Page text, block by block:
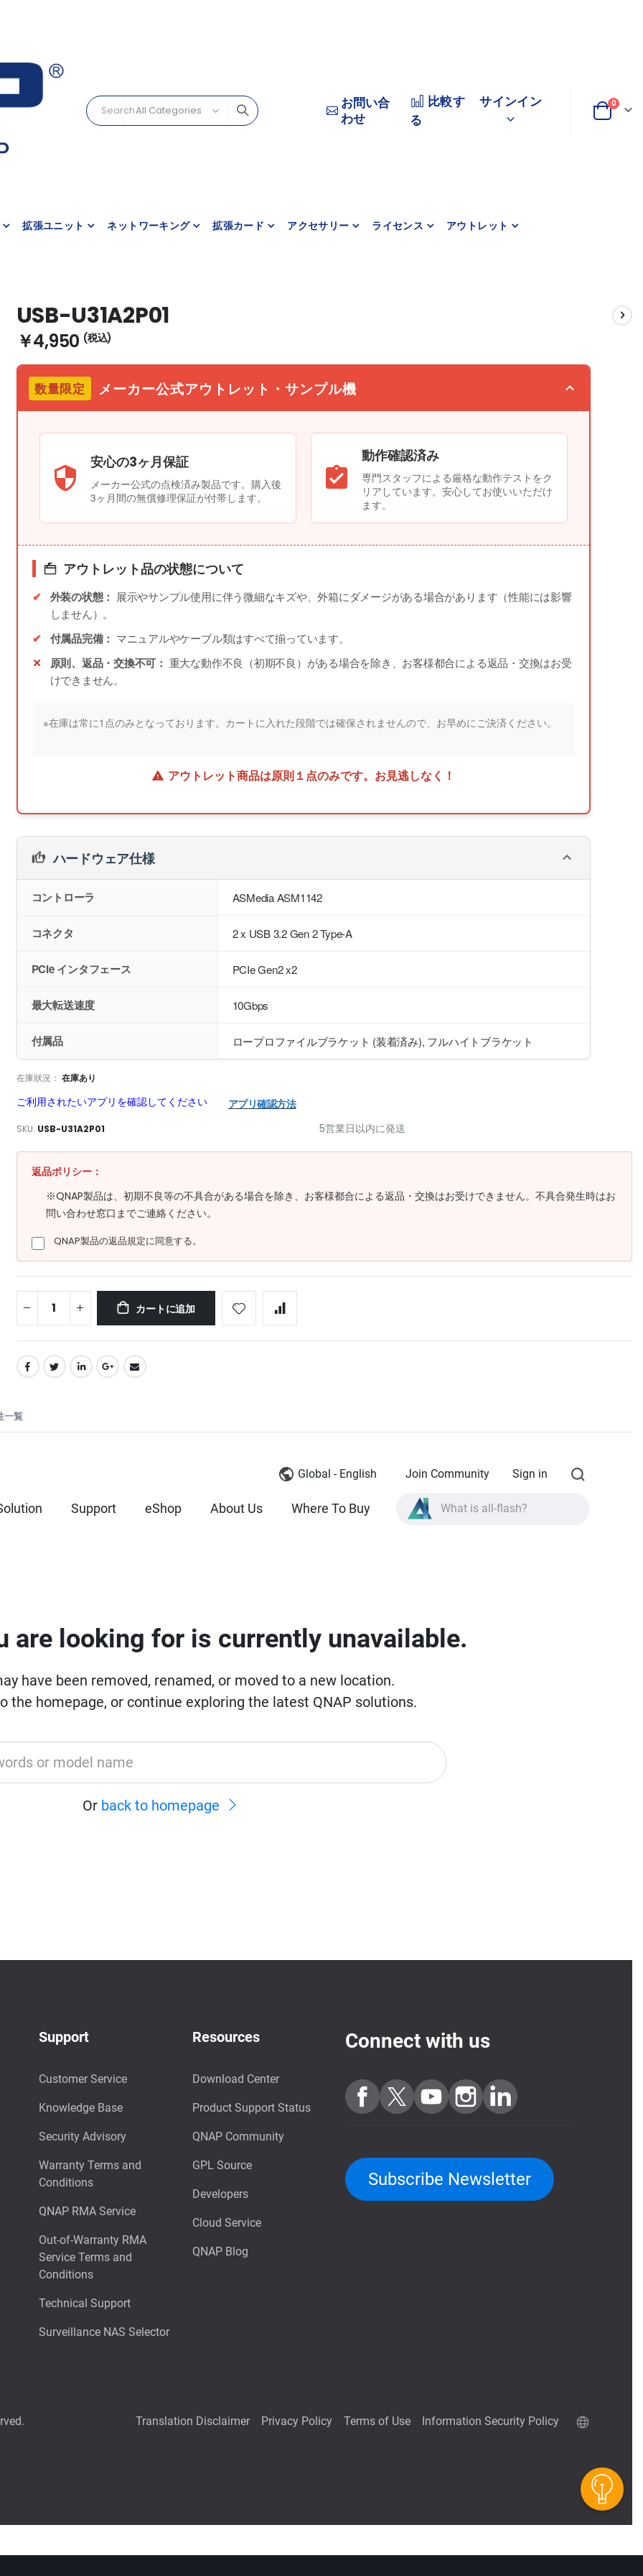
お問い合
わせ
比較す
る
サインイン
変
カート
0商品
拡張ユニット ネットワーキング 拡張カード アクセサリー ライセンス アウトレット
USB-U31A2P01
￥4,950
数量限定 メーカー公式アウトレット・サンプル機
安心の3ヶ月保証
メーカー公式の点検済み製品です。購入後
3ヶ月間の無償修理保証が付帯します。
動作確認済み
専門スタッフによる厳格な動作テストをク
リアしています。安心してお使いいただけ
ます。
アウトレット品の状態について
外装の状態： 展示やサンプル使用に伴う微細なキズや、外箱にダメージがある場合があります（性能には影響
しません）。
付属品完備： マニュアルやケーブル類はすべて揃っています。
原則、返品・交換不可： 重大な動作不良（初期不良）がある場合を除き、お客様都合による返品・交換はお受
けできません。
※在庫は常に1点のみとなっております。カートに入れた段階では確保されませんので、お早めにご決済ください。
アウトレット商品は原則１点のみです。お見逃しなく！
ハードウェア仕様
コントローラ ASMedia ASM1142
コネクタ 2 x USB 3.2 Gen 2 Type-A
PCIe インタフェース PCIe Gen2 x2
最大転送速度 10Gbps
付属品 ロープロファイルブラケット (装着済み), フルハイトブラケット
在庫狀況： 在庫あり
ご利用されたいアプリを確認してください アプリ確認方法
SKU USB-U31A2P01 5営業日以内に発送
返品ポリシー：
※QNAP製品は、初期不良等の不具合がある場合を除き、お客様都合による返品・交換はお受けできません。不具合発生時はお
問い合わせ窓口までご連絡ください。
QNAP製品の返品規定に同意する。
カートに追加
一覧